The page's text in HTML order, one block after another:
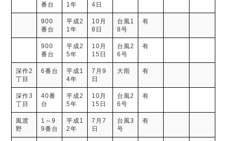
番台
1年
4日
900
番台
平成2
1年
10月
8日
台風1
8号
有
900
番台
平成2
5年
10月
15日
台風2
6号
有
深作2
丁目
6番台
平成1
4年
7月9
日
大雨 有
深作3
丁目
40番
台
平成2
5年
10月
15日
台風2
6号
有
風渡
野
1～9
9番台
平成1
2年
7月7
日
台風3
号
有